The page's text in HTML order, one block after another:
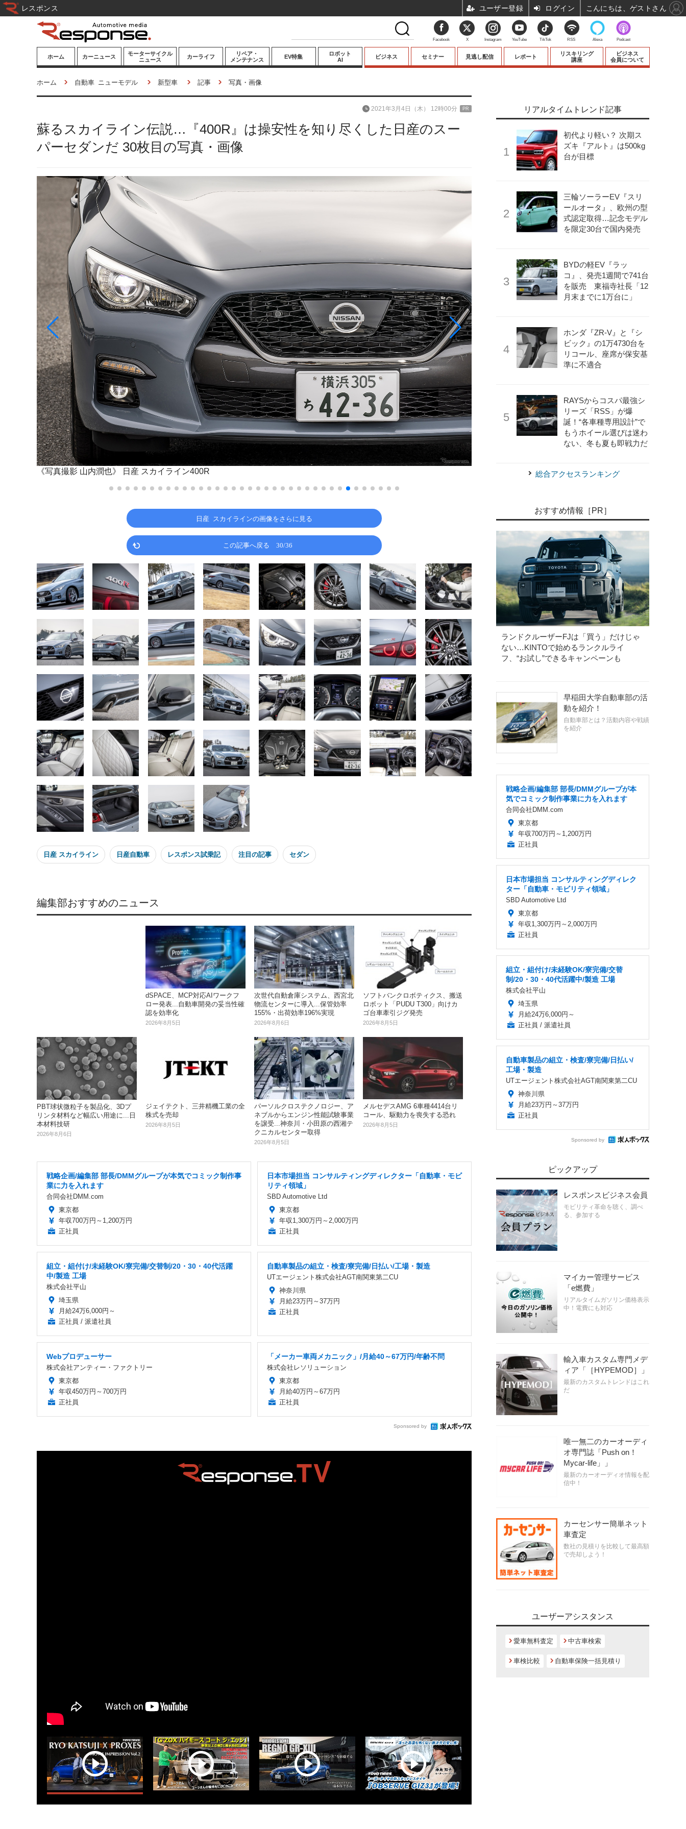
ホーム カーニュース
鉄道
船舶
宇宙
モーターサイクル
ニュース
カーライフ
モータースポー
ツ/エンタメ
リペア・
メンテナンス
EV特集
ロボット
AI
ビジネス
テクノロジー
キーパーソンイ
ンタビュー
セミナー 見逃し配信 レポート
リスキリング
講座
ビジネス
会員について
ホーム 自動車 ニューモデル 新型車 記事 写真・画像
蘇るスカイライン伝説…『400R』は操安性を知り尽くした日産のスー
パーセダンだ 30枚目の写真・画像
2021年3月4日（木） 12時00分 PR
《写真撮影 山内潤也》 日産 スカイライン400R 《写真撮影 山内潤也》 日産 スカイライン400R
日産 スカイラインの画像をさらに見る
この記事へ戻る 30/36
日産 スカイライン 日産自動車 レスポンス試乗記 注目の記事 セダン
編集部おすすめのニュース
dSPACE、MCP対応AIワークフ
ロー発表...自動車開発の妥当性確
認を効率化
2026年8月5日
次世代自動倉庫システム、西宮北
物流センターに導入...保管効率
155%・出荷効率196%実現
2026年8月6日
ソフトバンクロボティクス、搬送
ロボット「PUDU T300」向けカ
ゴ台車牽引ジグ発売
2026年8月5日
PBT球状微粒子を製品化、3Dプ
リンタ材料など幅広い用途に...日
本材料技研
2026年8月6日
ジェイテクト、三井精機工業の全
株式を売却
2026年8月5日
パーソルクロステクノロジー、ア
ネブルからエンジン性能試験事業
を譲受...神奈川・小田原の西湘テ
クニカルセンター取得
2026年8月5日
メルセデスAMG 6車種4414台リ
コール、駆動力を喪失する恐れ
2026年8月5日
戦略企画/編集部 部長/DMMグループが本気でコミック制作事
業に力を入れます
合同会社DMM.com
東京都
年収700万円～1,200万円
正社員
日本市場担当 コンサルティングディレクター「自動車・モビ
リティ領域」
SBD Automotive Ltd
東京都
年収1,300万円～2,000万円
正社員
組立・組付け/未経験OK/寮完備/交替制/20・30・40代活躍
中/製造 工場
株式会社平山
埼玉県
月給24万6,000円～
正社員 / 派遣社員
自動車製品の組立・検査/寮完備/日払い/工場・製造
UTエージェント株式会社AGT南関東第二CU
神奈川県
月給23万円～37万円
正社員
Webプロデューサー
株式会社アンティー・ファクトリー
東京都
年収450万円～700万円
正社員
「メーカー車両メカニック」/月給40～67万円/年齢不問
株式会社レソリューション
東京都
月給40万円～67万円
正社員
Sponsored by
リアルタイムトレンド記事
初代より軽い？ 次期ス
ズキ『アルト』は500kg
台が目標
三輪ソーラーEV『スリ
ールオータ』、欧州の型
式認定取得…記念モデル
を限定30台で国内発売
BYDの軽EV『ラッ
コ』、発売1週間で741台
を販売 東福寺社長「12
月末までに1万台に」
ホンダ『ZR-V』と『シ
ビック』の1万4730台を
リコール、座席が保安基
準に不適合
RAYSからコスパ最強シ
リーズ「RSS」が爆
誕！“各車種専用設計”で
もうホイール選びは迷わ
ない、冬も夏も即戦力だ
総合アクセスランキング
おすすめ情報［PR］
ランドクルーザーFJは「買う」だけじゃ
ない…KINTOで始めるランクルライ
フ、“お試し”できるキャンペーンも
早稲田大学自動車部の活
動を紹介！
自動車部とは？活動内容や戦績
を紹介
戦略企画/編集部 部長/DMMグループが本
気でコミック制作事業に力を入れます
合同会社DMM.com
東京都
年収700万円～1,200万円
正社員
日本市場担当 コンサルティングディレク
ター「自動車・モビリティ領域」
SBD Automotive Ltd
東京都
年収1,300万円～2,000万円
正社員
組立・組付け/未経験OK/寮完備/交替
制/20・30・40代活躍中/製造 工場
株式会社平山
埼玉県
月給24万6,000円～
正社員 / 派遣社員
自動車製品の組立・検査/寮完備/日払い/
工場・製造
UTエージェント株式会社AGT南関東第二CU
神奈川県
月給23万円～37万円
正社員
Sponsored by
ピックアップ
レスポンスビジネス会員
モビリティ革命を聴く、調べ
る、参加する
マイカー管理サービス
「e燃費」
リアルタイムガソリン価格表示
中！電費にも対応
輸入車カスタム専門メデ
ィア「［HYPEMOD］」
最新のカスタムトレンドはこれ
だ
唯一無二のカーオーディ
オ専門誌「Push on！
Mycar-life」」
最新のカーオーディオ情報を配
信中！
カーセンサー簡単ネット
車査定
数社の見積りを比較して最高額
で売却しよう！
ユーザーアシスタンス
愛車無料査定 中古車検索
車検比較 自動車保険一括見積り
Facebook X Instagram YouTube TikTok RSS Alexa Podcast
レスポンス ユーザー登録 ログイン こんにちは、ゲストさん